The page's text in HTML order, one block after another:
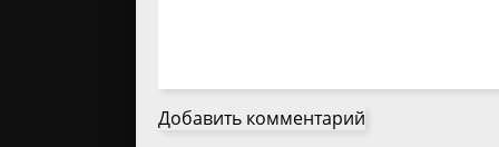
Добавить комментарий